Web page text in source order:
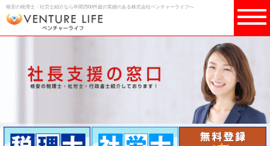
格安の税理士・社労士紹介なら年間2500件超の実績のある株式会社ベンチャーライフへ